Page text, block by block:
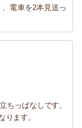
電車を2本見送っ
ちっぱなしです。
ります。